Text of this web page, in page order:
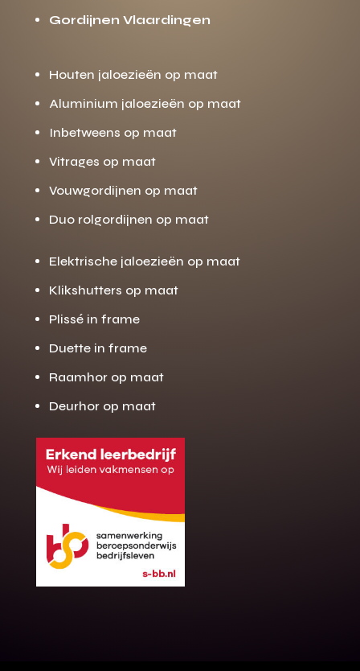
Gratis offerte
op maat?
Binnen 24 uur jouw gratis offerte
10 jaar garantie op de montage
Gordijnen Vlaardingen
Houten jaloezieën op maat
Aluminium jaloezieën op maat
Inbetweens op maat
Vitrages op maat
Vouwgordijnen op maat
Duo rolgordijnen op maat
Elektrische jaloezieën op maat
Klikshutters op maat
Plissé in frame
Duette in frame
Raamhor op maat
Deurhor op maat